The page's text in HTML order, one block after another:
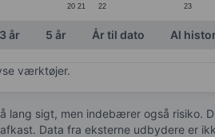
20 21 22 23
3 år 5 år År til dato Al
værktøjer.
sigt, men indebærer også risiko.
Data fra eksterne udbydere er